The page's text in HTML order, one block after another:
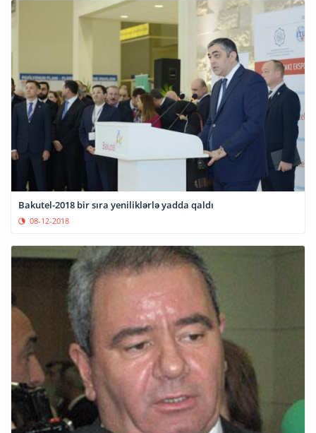
Bakutel-2018 bir sıra yeniliklərlə yadda qaldı
08-12-2018